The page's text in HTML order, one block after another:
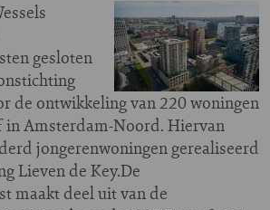
gesloten
de ontwikkeling van 220 woningen
in Amsterdam-Noord. Hiervan
jongerenwoningen gerealiseerd
Lieven de Key.De
maakt deel uit van de